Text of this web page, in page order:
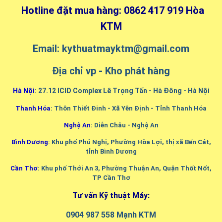
Hotline đặt mua hàng: 0862 417 919 Hòa
KTM
Email: kythuatmayktm@gmail.com
Địa chỉ vp - Kho phát hàng
Hà Nội: 27.12 ICID Complex Lê Trọng Tấn - Hà Đông - Hà Nội
Thanh Hóa: Thôn Thiết Đinh - Xã Yên Định - Tỉnh Thanh Hóa
Nghệ An: Diễn Châu - Nghệ An
Bình Dương: Khu phố Phú Nghị, Phường Hòa Lợi, thị xã Bến Cát,
tỉnh Bình Dương
Cần Thơ: Khu phố Thới An 3, Phường Thuận An, Quận Thốt Nốt,
TP Cần Thơ
Tư vấn Kỹ thuật Máy:
0904 987 558 Mạnh KTM